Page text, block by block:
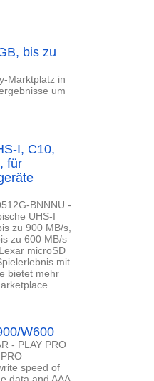
bis zu
Marktplatz in
um
I, C10,
für
BNNNU -
UHS-I
zu 900 MB/s,
zu 600 MB/s
microSD
mit
bietet mehr
W600
- PLAY PRO
speed of
data and AAA